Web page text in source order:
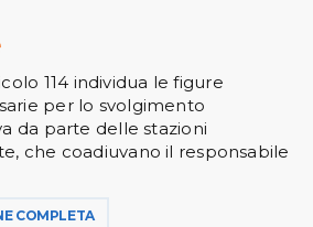
114 individua le figure
per lo svolgimento
da parte delle stazioni
che coadiuvano il responsabile
COMPLETA